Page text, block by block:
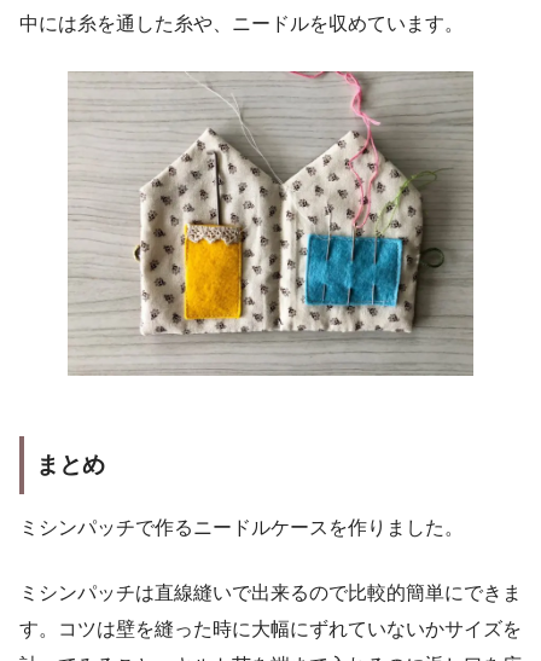
中には糸を通した糸や、ニードルを収めています。
まとめ
ミシンパッチで作るニードルケースを作りました。
ミシンパッチは直線縫いで出来るので比較的簡単にできま
す。コツは壁を縫った時に大幅にずれていないかサイズを